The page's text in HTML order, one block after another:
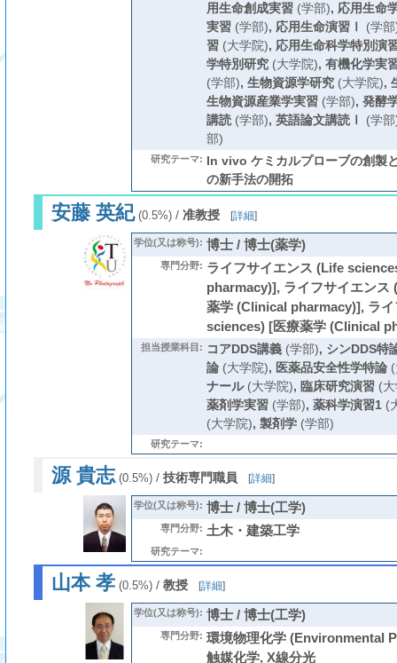
用生命創成実習(学部), 応用生命
実習(学部), 応用生命演習Ⅰ
(学
習(大学院), 応用生命科学特別演
学特別研究(大学院), 有機化学実
(学部), 生物資源学研究(大学院),
生物資源産業学実習(学部), 発酵
講読(学部), 英語論文講読Ⅰ
(学
部)
研究テーマ: In vivo ケミカルプローブの創製
の新手法の開拓
安藤 英紀(0.5%)/ 准教授 [詳細]
学位(又は称号): 博士 / 博士(薬学)
専門分野: ライフサイエンス (Life
pharmacy)], ライフサイエンス
薬学 (Clinical pharmacy)], ラ
sciences) [医療薬学 (Clinical
担当授業科目: コアDDS講義(学部), シンDDS特
論(大学院), 医薬品安全性学特論(
ナール(大学院), 臨床研究演習(大
薬剤学実習(学部), 薬科学演習1(
(大学院), 製剤学(学部)
研究テーマ:
源 貴志(0.5%)/ 技術専門職員 [詳細]
学位(又は称号): 博士 / 博士(工学)
専門分野: 土木・建築工学
研究テーマ:
山本 孝(0.5%)/ 教授 [詳細]
学位(又は称号): 博士 / 博士(工学)
専門分野: 環境物理化学 (Environmental
触媒化学, X線分光